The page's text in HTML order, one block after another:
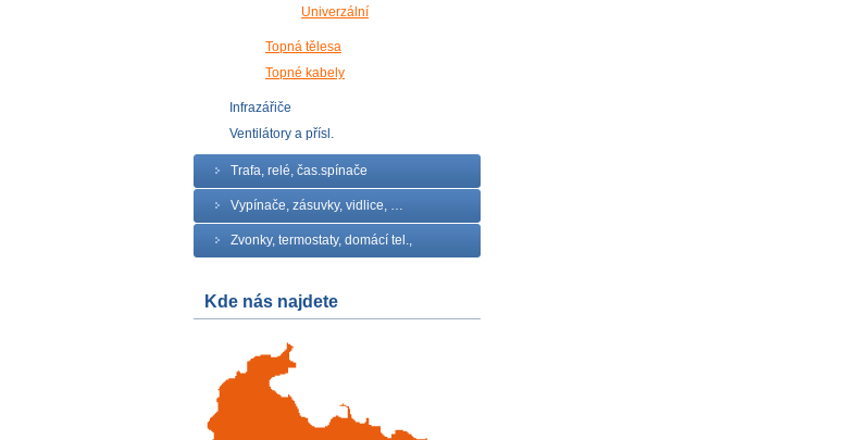
Univerzální
Topná tělesa
Topné kabely
Infrazářiče
Ventilátory a přísl.
Trafa, relé, čas.spínače
Vypínače, zásuvky, vidlice, …
Zvonky, termostaty, domácí tel.,
Kde nás najdete